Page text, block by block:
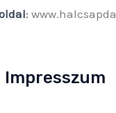
:
Impresszum